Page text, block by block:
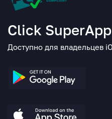
Click SuperApp
Доступно для владельцев